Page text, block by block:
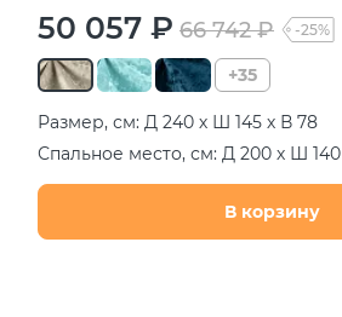
50 057 ₽ 66 742 ₽ -25%
+35
Размер, см: Д 240 х Ш 145 х В 78
Спальное место, см: Д 200 х Ш 140
В корзину